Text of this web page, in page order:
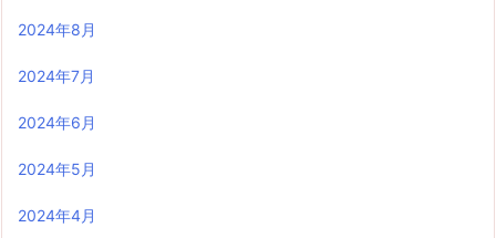
2024年8月
2024年7月
2024年6月
2024年5月
2024年4月